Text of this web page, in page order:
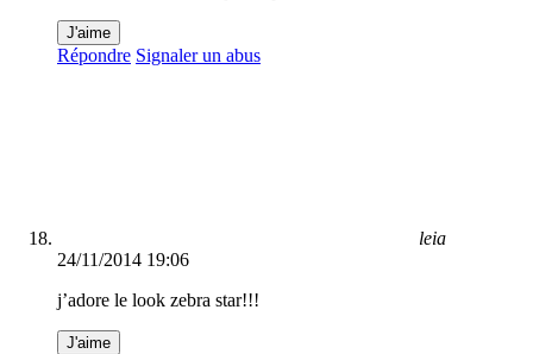
J'aime
Répondre Signaler un abus
leia
24/11/2014 19:06
j’adore le look zebra star!!!
J'aime